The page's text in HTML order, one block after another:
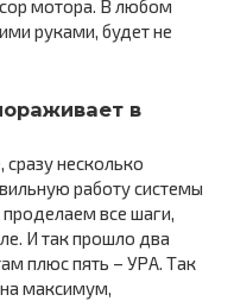
мотора. В любом
руками, будет не
в
несколько
работу системы
все шаги,
И так прошло два
плюс пять – УРА. Так
максимум,